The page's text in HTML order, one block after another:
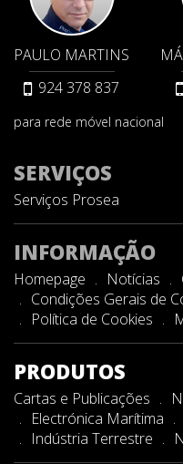
PAULO MARTINS
924 378 837
para rede móvel nacional
SERVIÇOS
Serviços Prosea
INFORMAÇÃO
Homepage Notícias
Condições Gerais de
Política de Cookies
PRODUTOS
Cartas e Publicações
Electrónica Marítima
Indústria Terrestre